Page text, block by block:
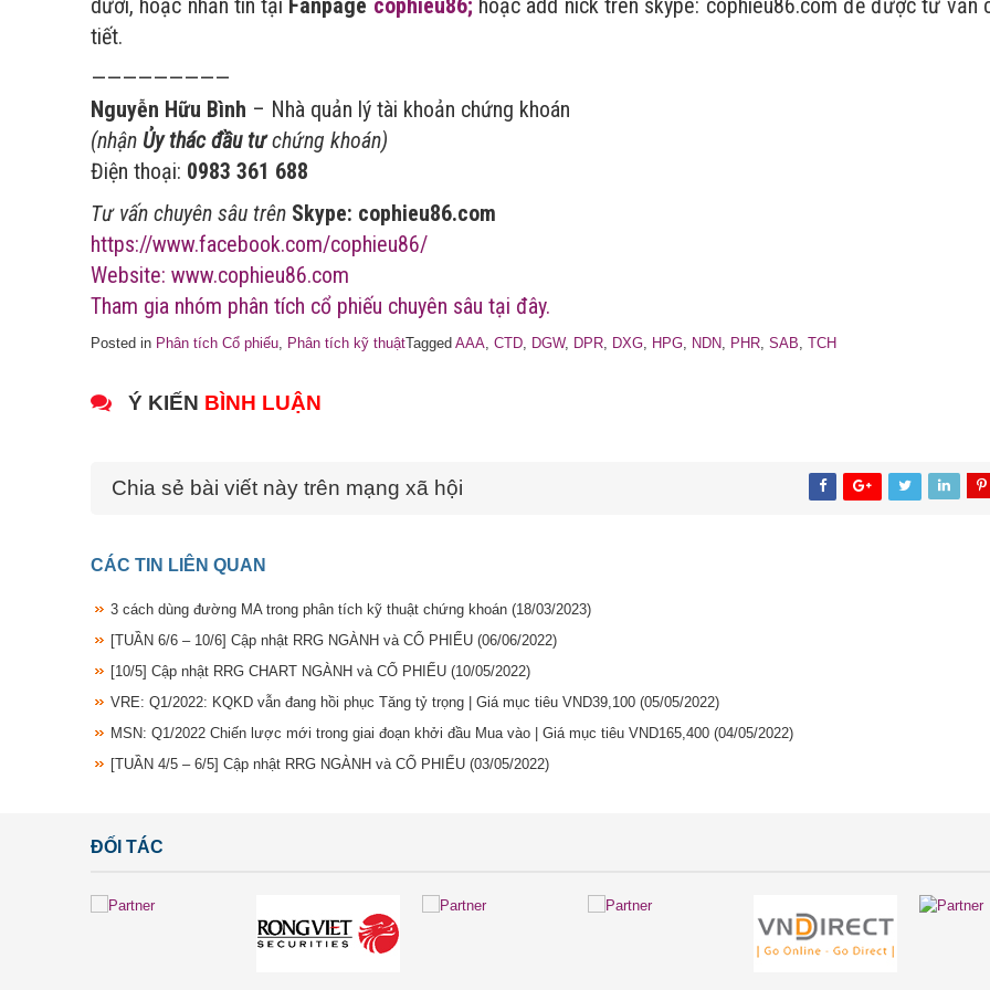
tiết.
—————————
Nguyễn Hữu Bình – Nhà quản lý tài khoản chứng khoán
(nhận Ủy thác đầu tưchứng khoán)
Điện thoại: 0983 361 688
Tư vấn chuyên sâu trên Skype: cophieu86.com
https://www.facebook.com/cophieu86/
Website: www.cophieu86.com
Tham gia nhóm phân tích cổ phiếu chuyên sâu tại đây.
Posted in Phân tích Cổ phiếu Phân tích kỹ thuậtTagged AAA CTD DGW, DPR DXG HPG NDN PHR SAB TCH
Ý KIẾN BÌNH LUẬN
Chia sẻ bài viết này trên mạng xã hội
CÁC TIN LIÊN QUAN
3 cách dùng đường MA trong phân tích kỹ thuật chứng khoán (18/03/2023)
[TUẦN 6/6 – 10/6] Cập nhật RRG NGÀNH và CỔ PHIẾU (06/06/2022)
[10/5] Cập nhật RRG CHART NGÀNH và CỔ PHIẾU (10/05/2022)
VRE: Q1/2022: KQKD vẫn đang hồi phục Tăng tỷ trọng | Giá mục tiêu VND39,100 (05/05/2022)
MSN: Q1/2022 Chiến lược mới trong giai đoạn khởi đầu Mua vào | Giá mục tiêu VND165,400 (04/05/2022)
[TUẦN 4/5 – 6/5] Cập nhật RRG NGÀNH và CỔ PHIẾU (03/05/2022)
ĐỐI TÁC